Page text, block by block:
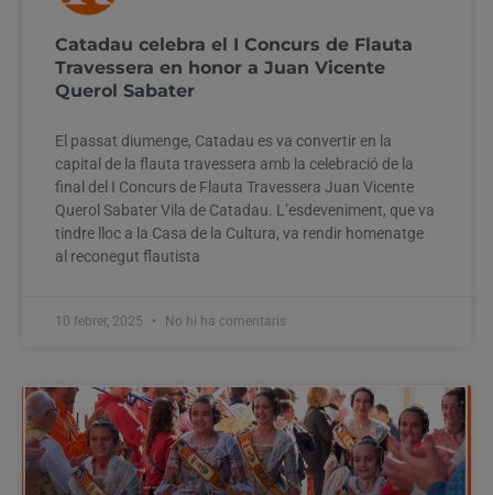
Catadau celebra el I Concurs de Flauta
Travessera en honor a Juan Vicente
Querol Sabater
El passat diumenge, Catadau es va convertir en la
capital de la flauta travessera amb la celebració de la
final del I Concurs de Flauta Travessera Juan Vicente
Querol Sabater Vila de Catadau. L’esdeveniment, que va
tindre lloc a la Casa de la Cultura, va rendir homenatge
al reconegut flautista
10 febrer, 2025 No hi ha comentaris